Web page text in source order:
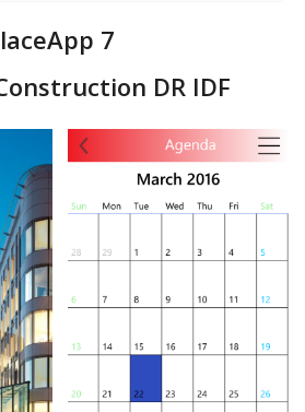
7
DR IDF